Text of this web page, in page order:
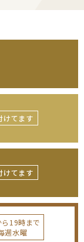
けてます
けてます
19時まで
週水曜